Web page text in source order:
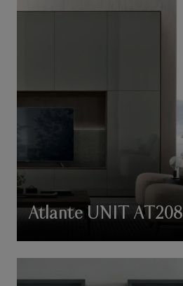
Atlante UNIT AT208